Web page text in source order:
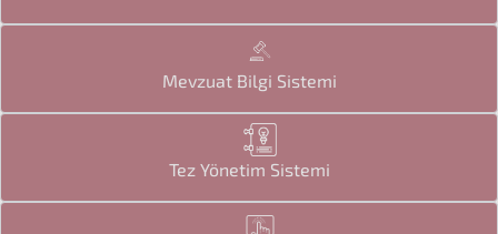
Mevzuat Bilgi Sistemi
Tez Yönetim Sistemi